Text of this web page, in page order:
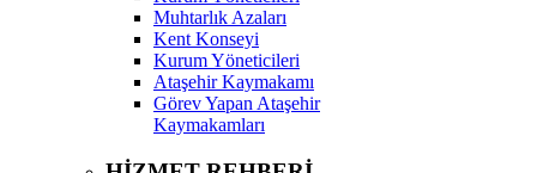
Muhtarlık Azaları
Kent Konseyi
Kurum Yöneticileri
Ataşehir Kaymakamı
Görev Yapan Ataşehir
Kaymakamları